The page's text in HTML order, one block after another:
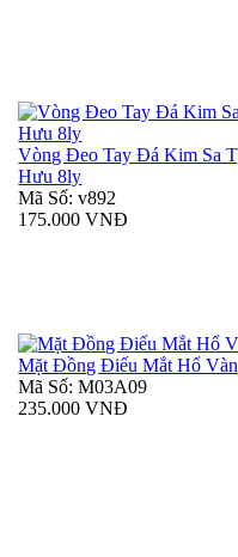
Vòng Đeo Tay Đá Kim Sa
Hưu 8ly
Mã Số: v892
175.000 VNĐ
Mặt Đồng Điếu Mắt Hổ
Mã Số: M03A09
235.000 VNĐ